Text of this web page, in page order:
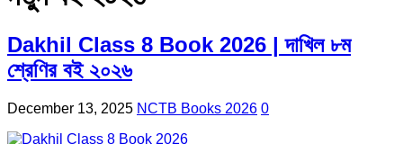
Dakhil Class 8 Book 2026 | দাখিল ৮ম
শ্রেণির বই ২০২৬
December 13, 2025 NCTB Books 2026 0